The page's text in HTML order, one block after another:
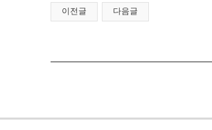
이전글 다음글